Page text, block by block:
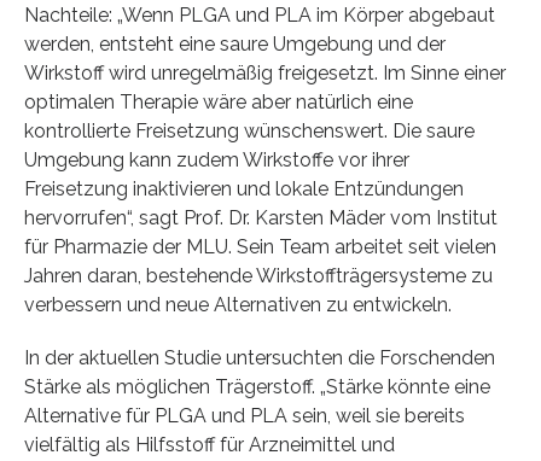
Nachteile: „Wenn PLGA und PLA im Körper abgebaut
werden, entsteht eine saure Umgebung und der
Wirkstoff wird unregelmäßig freigesetzt. Im Sinne einer
optimalen Therapie wäre aber natürlich eine
kontrollierte Freisetzung wünschenswert. Die saure
Umgebung kann zudem Wirkstoffe vor ihrer
Freisetzung inaktivieren und lokale Entzündungen
hervorrufen“, sagt Prof. Dr. Karsten Mäder vom Institut
für Pharmazie der MLU. Sein Team arbeitet seit vielen
Jahren daran, bestehende Wirkstoffträgersysteme zu
verbessern und neue Alternativen zu entwickeln.
In der aktuellen Studie untersuchten die Forschenden
Stärke als möglichen Trägerstoff. „Stärke könnte eine
Alternative für PLGA und PLA sein, weil sie bereits
vielfältig als Hilfsstoff für Arzneimittel und